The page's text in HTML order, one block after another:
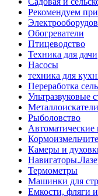
Рекомендуем
Обогреватели
Птицеводство
Техника для дачи
Насосы
техника для
Переработка
Ультразвуковые
Металлоискатели
Рыболовство
Автоматические
Камеры и
Термометры
Машинки для
Емкости, фляги